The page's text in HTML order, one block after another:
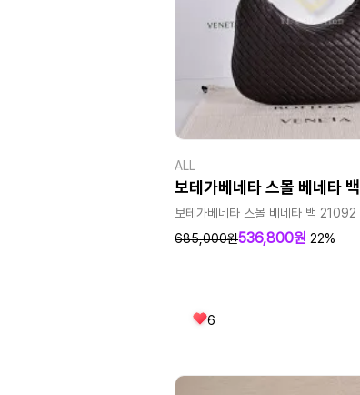
ALL
보테가베네타 스몰 베네타 백
보테가베네타 스몰 베네타 백 21092
685,000원536,800원 22%
6